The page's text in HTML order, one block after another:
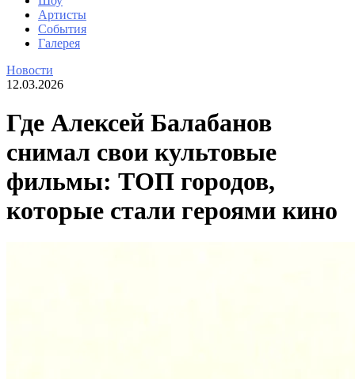
Артисты
События
Галерея
Новости
12.03.2026
Где Алексей Балабанов
снимал свои культовые
фильмы: ТОП городов,
которые стали героями кино